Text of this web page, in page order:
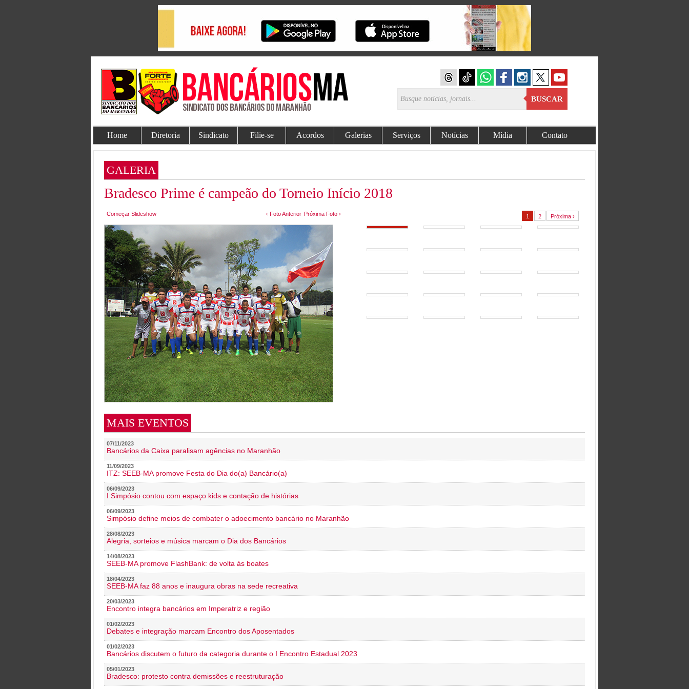
BUSCAR
Home Diretoria Sindicato Filie-se Acordos Galerias Serviços Notícias Mídia Contato
GALERIA
Bradesco Prime é campeão do Torneio Início 2018
Começar Slideshow ‹ Foto Anterior Próxima Foto › 1 2 Próxima ›
MAIS EVENTOS
07/11/2023
Bancários da Caixa paralisam agências no Maranhão
11/09/2023
ITZ: SEEB-MA promove Festa do Dia do(a) Bancário(a)
06/09/2023
I Simpósio contou com espaço kids e contação de histórias
06/09/2023
Simpósio define meios de combater o adoecimento bancário no Maranhão
28/08/2023
Alegria, sorteios e música marcam o Dia dos Bancários
14/08/2023
SEEB-MA promove FlashBank: de volta às boates
18/04/2023
SEEB-MA faz 88 anos e inaugura obras na sede recreativa
20/03/2023
Encontro integra bancários em Imperatriz e região
01/02/2023
Debates e integração marcam Encontro dos Aposentados
01/02/2023
Bancários discutem o futuro da categoria durante o I Encontro Estadual 2023
05/01/2023
Bradesco: protesto contra demissões e reestruturação